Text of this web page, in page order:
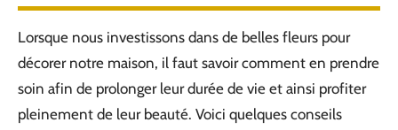
Lorsque nous investissons dans de belles fleurs pour
décorer notre maison, il faut savoir comment en prendre
soin afin de prolonger leur durée de vie et ainsi profiter
pleinement de leur beauté. Voici quelques conseils